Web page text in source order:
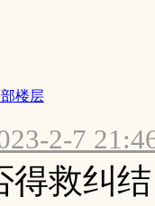
楼层
2-7
得救纠